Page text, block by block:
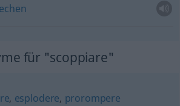
für "scoppiare"
, esplodere, prorompere